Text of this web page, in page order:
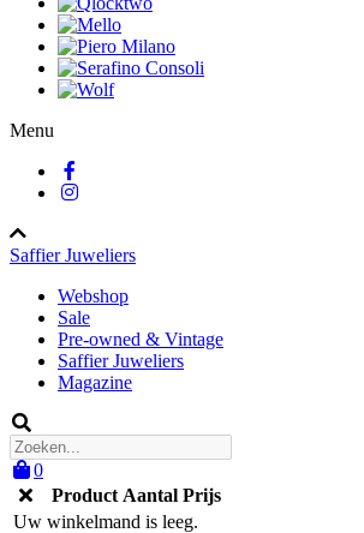
Menu
Saffier Juweliers
Webshop
Sale
Pre-owned & Vintage
Saffier Juweliers
Magazine
0
Product Aantal Prijs
Uw winkelmand is leeg.